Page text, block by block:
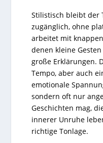
Stilistisch bleibt der
zugänglich, ohne
arbeitet mit
denen kleine
große Erklärungen.
Tempo, aber auch
emotionale
sondern oft nur
Geschichten mag,
innerer Unruhe
richtige Tonlage.